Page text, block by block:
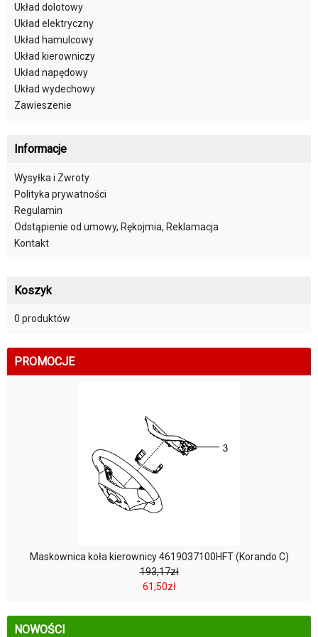
Układ dolotowy
Układ elektryczny
Układ hamulcowy
Układ kierowniczy
Układ napędowy
Układ wydechowy
Zawieszenie
Informacje
Wysyłka i Zwroty
Polityka prywatności
Regulamin
Odstąpienie od umowy, Rękojmia, Reklamacja
Kontakt
Koszyk
0 produktów
PROMOCJE
Maskownica koła kierownicy 4619037100HFT (Korando C)
193,17zł
61,50zł
NOWOŚCI